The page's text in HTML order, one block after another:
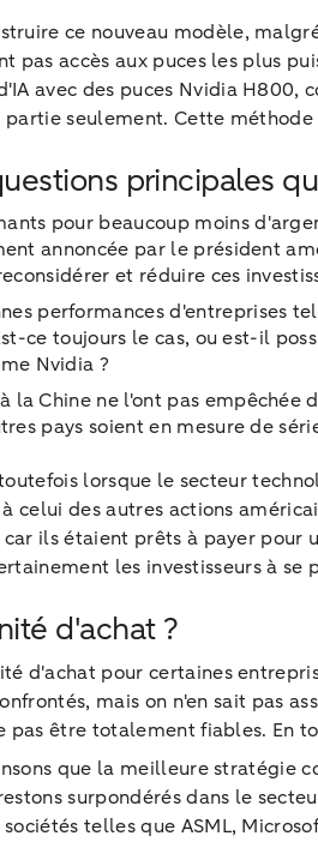
ce nouveau modèle,
pas accès aux puces les plus
avec des puces Nvidia H800,
seulement. Cette
principales
pour beaucoup moins
annoncée par le président
et réduire ces
performances d'entreprises
ce toujours le cas, ou est-il
Nvidia ?
Chine ne l'ont pas
pays soient en mesure de
lorsque le secteur
des autres actions
ils étaient prêts à payer pour
les investisseurs à se
d'achat ?
d'achat pour certaines
mais on n'en sait pas
être totalement fiables. En
que la meilleure
surpondérés dans le
telles que ASML,